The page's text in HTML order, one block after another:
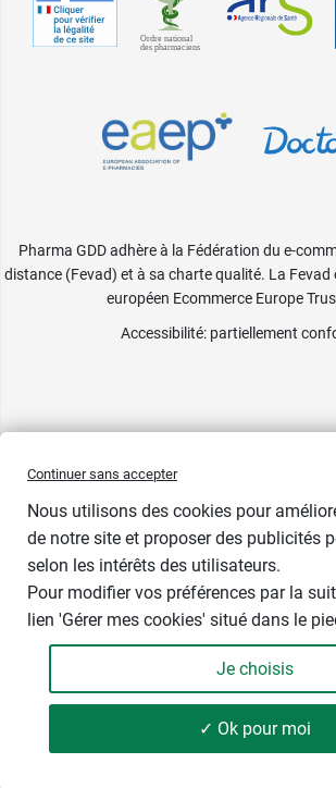
Pharma GDD adhère à la Fédération du e-
distance (Fevad) et à sa charte qualité. La Fevad
européen Ecommerce Europe
Accessibilité: partiellement
Continuer sans accepter
Nous utilisons des cookies pour
de notre site et proposer des publicités
selon les intérêts des utilisateurs.
Pour modifier vos préférences par la
lien 'Gérer mes cookies' situé dans le
Je choisis
✓ Ok pour moi